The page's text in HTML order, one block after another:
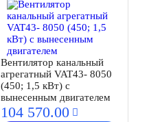
Вентилятор канальный
агрегатный VAT43- 8050
(450; 1,5 кВт) с
вынесенным двигателем
104 570.00